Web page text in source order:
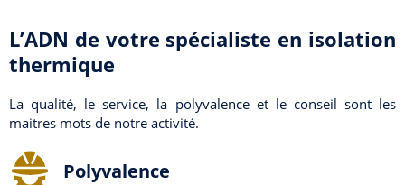
L’ADN de votre spécialiste en isolation
thermique
La qualité, le service, la polyvalence et le conseil sont les
maitres mots de notre activité.
Polyvalence